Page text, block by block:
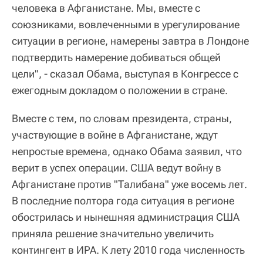
человека в Афганистане. Мы, вместе с
союзниками, вовлеченными в урегулирование
ситуации в регионе, намерены завтра в Лондоне
подтвердить намерение добиваться общей
цели", - сказал Обама, выступая в Конгрессе с
ежегодным докладом о положении в стране.
Вместе с тем, по словам президента, страны,
участвующие в войне в Афганистане, ждут
непростые времена, однако Обама заявил, что
верит в успех операции. США ведут войну в
Афганистане против "Талибана" уже восемь лет.
В последние полтора года ситуация в регионе
обострилась и нынешняя администрация США
приняла решение значительно увеличить
контингент в ИРА. К лету 2010 года численность